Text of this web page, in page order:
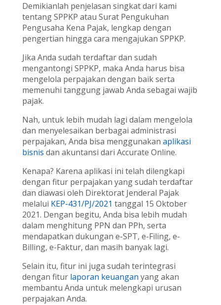
Demikianlah penjelasan singkat dari kami
tentang SPPKP atau Surat Pengukuhan
Pengusaha Kena Pajak, lengkap dengan
pengertian hingga cara mengajukan SPPKP.
Jika Anda sudah terdaftar dan sudah
mengantongi SPPKP, maka Anda harus bisa
mengelola perpajakan dengan baik serta
memenuhi tanggung jawab Anda sebagai wajib
pajak.
Nah, untuk lebih mudah lagi dalam mengelola
dan menyelesaikan berbagai administrasi
perpajakan, Anda bisa menggunakan aplikasi
bisnis dan akuntansi dari Accurate Online.
Kenapa? Karena aplikasi ini telah dilengkapi
dengan fitur perpajakan yang sudah terdaftar
dan diawasi oleh Direktorat Jenderal Pajak
melalui KEP-431/PJ/2021 tanggal 15 Oktober
2021. Dengan begitu, Anda bisa lebih mudah
dalam menghitung PPN dan PPh, serta
mendapatkan dukungan e-SPT, e-Filing, e-
Billing, e-Faktur, dan masih banyak lagi.
Selain itu, fitur ini juga sudah terintegrasi
dengan fitur laporan keuangan yang akan
membantu Anda untuk melengkapi urusan
perpajakan Anda.